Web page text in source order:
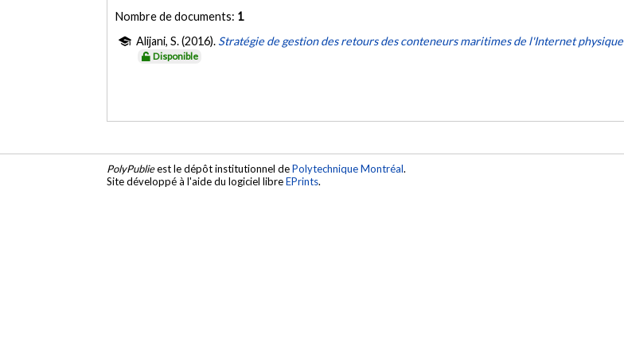
Nombre de documents: 1
Alijani, S. (2016). Stratégie de gestion des retours des conteneurs maritimes de l'Internet physique
Disponible
PolyPublieest le dépôt institutionnel dePolytechnique Montréal.
Site développé à l'aide du logiciel libreEPrints.